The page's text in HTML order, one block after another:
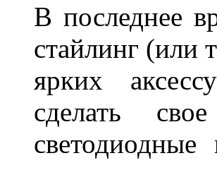
В последнее
стайлинг (или
ярких
сделать